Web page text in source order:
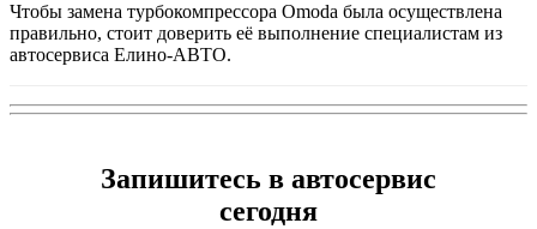
Чтобы замена турбокомпрессора Omoda была осуществлена
правильно, стоит доверить её выполнение специалистам из
автосервиса Елино-АВТО.
Запишитесь в автосервис
сегодня